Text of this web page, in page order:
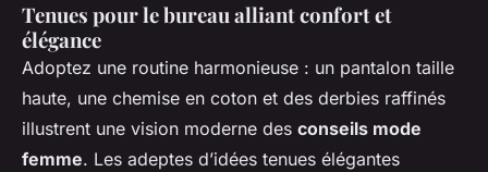
Tenues pour le bureau alliant confort et
élégance
Adoptez une routine harmonieuse : un pantalon taille
haute, une chemise en coton et des derbies raffinés
illustrent une vision moderne des conseils mode
femme. Les adeptes d’idées tenues élégantes